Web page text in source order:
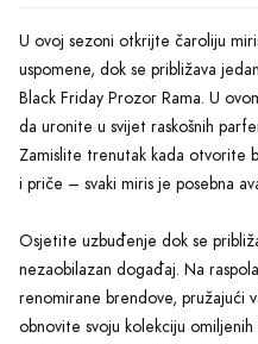
U ovoj sezoni otkrijte čaroliju
uspomene, dok se približava
Black Friday Prozor Rama. U
da uronite u svijet raskošnih
Zamislite trenutak kada otvorite
i priče – svaki miris je posebna
Osjetite uzbuđenje dok se
nezaobilazan događaj. Na
renomirane brendove, pružajući
obnovite svoju kolekciju